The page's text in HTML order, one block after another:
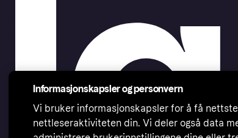
Informasjonskapsler og personvern
Vi bruker informasjonskapsler for å få
nettleseraktiviteten din. Vi deler også data